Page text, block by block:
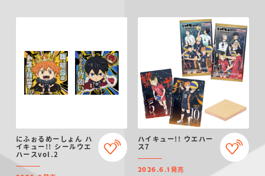
にふぉるめーしょん ハ
イキュー!! シールウエ
ハースvol.2
ハイキュー!! ウエハー
ス7
2026.6.1 発売